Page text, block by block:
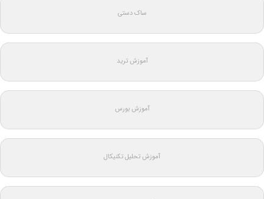
ساک دستی
آموزش ترید
آموزش بورس
آموزش تحلیل تکنیکال